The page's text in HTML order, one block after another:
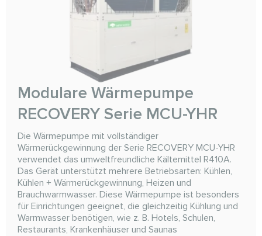
Modulare Wärmepumpe
RECOVERY Serie MCU-YHR
Die Wärmepumpe mit vollständiger
Wärmerückgewinnung der Serie RECOVERY MCU-YHR
verwendet das umweltfreundliche Kältemittel R410A.
Das Gerät unterstützt mehrere Betriebsarten: Kühlen,
Kühlen + Wärmerückgewinnung, Heizen und
Brauchwarmwasser. Diese Wärmepumpe ist besonders
für Einrichtungen geeignet, die gleichzeitig Kühlung und
Warmwasser benötigen, wie z. B. Hotels, Schulen,
Restaurants, Krankenhäuser und Saunas